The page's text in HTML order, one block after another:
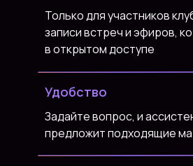
Задайте вопрос, и
предложит подходящие
Удобство
Только для участников
записи встреч и эфиров,
в открытом доступе